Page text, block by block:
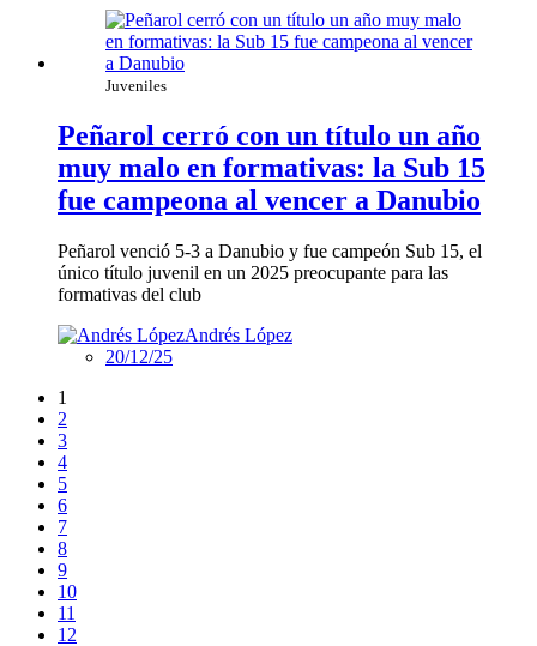
Juveniles
Peñarol cerró con un título un año
muy malo en formativas: la Sub 15
fue campeona al vencer a Danubio
Peñarol venció 5-3 a Danubio y fue campeón Sub 15, el
único título juvenil en un 2025 preocupante para las
formativas del club
Andrés López
20/12/25
1
2
3
4
5
6
7
8
9
10
11
12